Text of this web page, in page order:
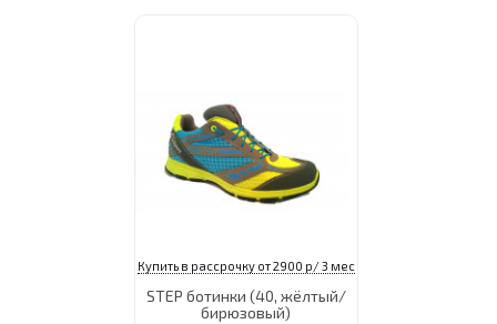
Купить в рассрочку от 2900 р/ 3 мес
STEP ботинки (40, жёлтый/
бирюзовый)